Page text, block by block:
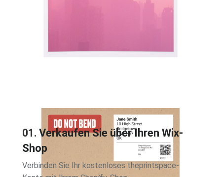
01. Verkaufen Sie über Ihren Wix-
Shop
Verbinden Sie Ihr kostenloses theprintspace-